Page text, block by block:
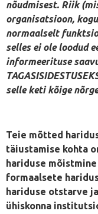
nõudmisest. Riik
organisatsioon,
normaalselt
selles ei ole loodud
informeerituse
selle keti kõige
Teie mõtted
täiustamise kohta
hariduse
formaalsete
hariduse otstarve
ühiskonna